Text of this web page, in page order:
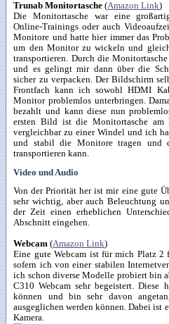
Trunab Monitortasche (Amazon Link)
Die Monitortasche war eine
Online-Trainings oder auch
Monitore und hatte hier immer das
um den Monitor zu wickeln und
transportieren. Durch die
und es gelingt mir dann über die
sicher zu verpacken. Der Bildschirm
Frontfach kann ich sowohl HDMI
Monitor problemlos unterbringen.
bezahlt und kann diese nun
ersten Bild ist die Monitortasche am
vergleichbar zu einer Windel und ich
und stabil die Monitore tragen und
transportieren kann.
Video und Audio
Von der Priorität her ist mir eine gute
sehr wichtig, aber auch Beleuchtung
der Zeit einen erheblichen
Abschnitt eingehen.
Webcam(Amazon Link)
Eine gute Webcam ist für mich Platz
sofern ich von einer stabilen
ich schon diverse Modelle probiert bin
C310 Webcam sehr begeistert.
können und bin sehr davon
ausgeglichen werden können. Dabei ist
Kamera.